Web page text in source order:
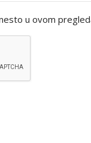
u ovom